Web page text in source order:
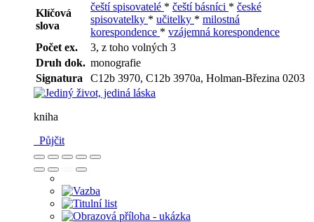
Klíčová
slova
čeští spisovatelé * čeští básníci * české
spisovatelky * učitelky * milostná
korespondence * vzájemná korespondence
Počet ex.
3, z toho volných 3
Druh dok. monografie
Signatura
C12b 3970, C12b 3970a, Holman-Březina 0203
kniha
Půjčit